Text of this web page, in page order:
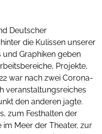
Deutscher
die Kulissen unserer
Graphiken geben
Projekte,
war nach zwei Corona-
veranstaltungsreiches
den anderen jagte.
zum Festhalten der
Meer der Theater, zur